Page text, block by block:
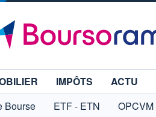
IMPÔTS ACTU
Bourse ETF - ETN OPCVM